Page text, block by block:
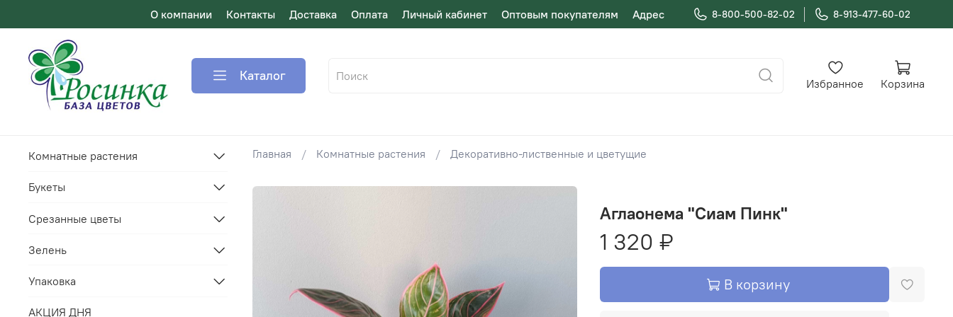
О компании Контакты Доставка Оплата Личный кабинет Оптовым покупателям Адрес 8-800-500-82-02 8-913-477-60-02
Каталог Избранное Корзина
Главная Комнатные растения Декоративно-лиственные и цветущие
Аглаонема "Сиам Пинк"
1 320 ₽
В корзину
Комнатные растения
Букеты
Срезанные цветы
Зелень
Упаковка
АКЦИЯ ДНЯ